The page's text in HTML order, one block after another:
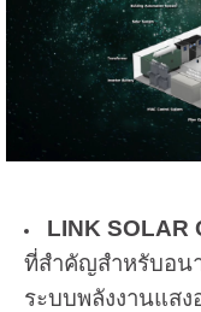
LINK SOLAR
ที่สำคัญสำหรับอน
ระบบพลังงานแส